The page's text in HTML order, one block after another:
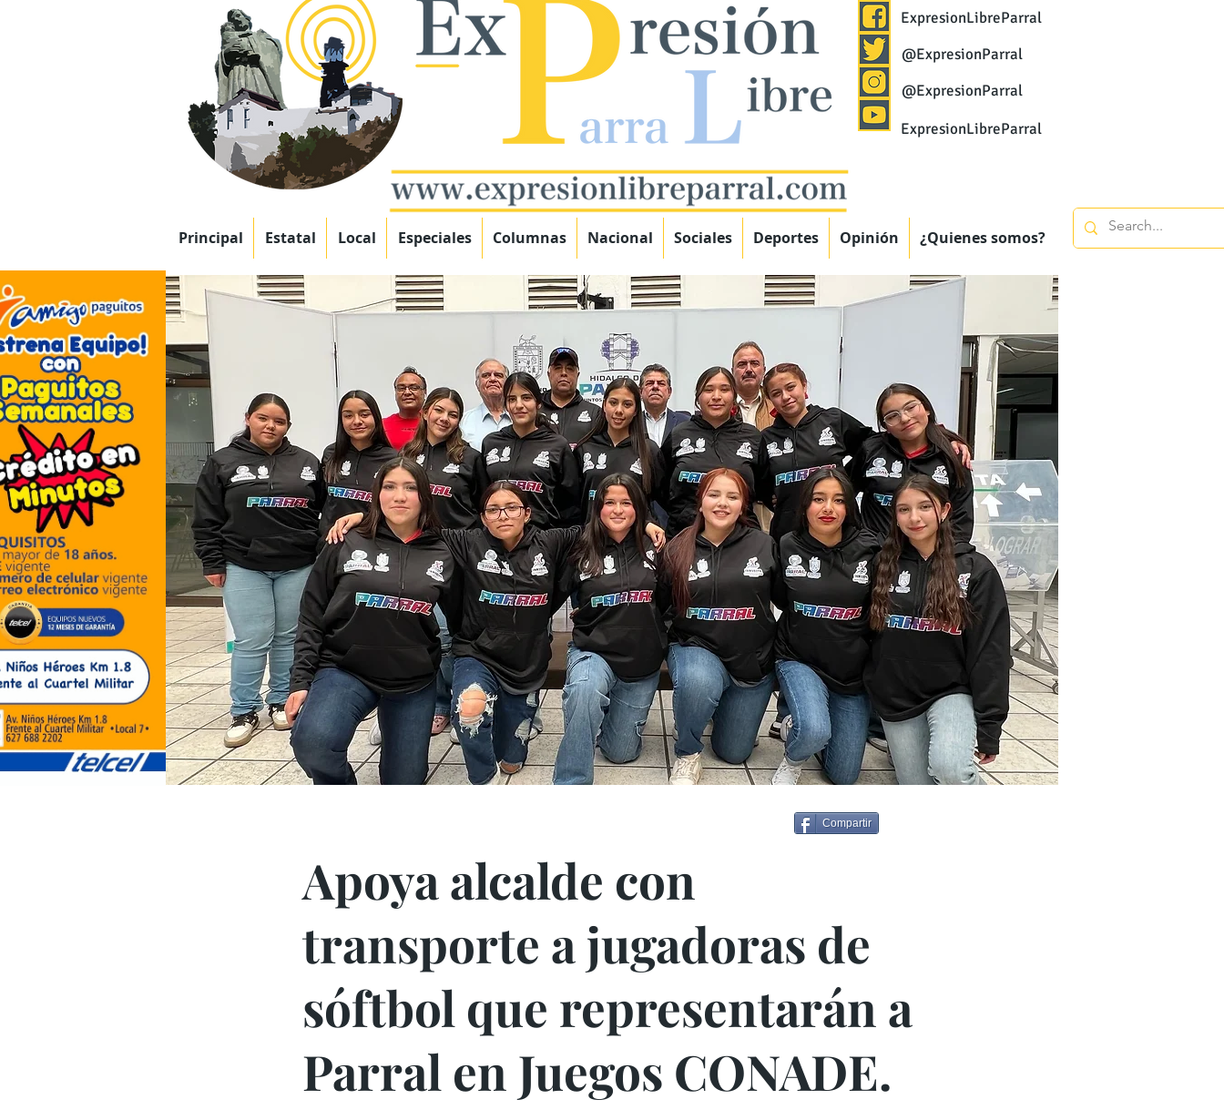
ExpresionLibreParral
@ExpresionParral
@ExpresionParral
ExpresionLibreParral
Principal Estatal Local Especiales Columnas Nacional Sociales Deportes Opinión ¿Quienes somos?
Compartir
Apoya alcalde con
transporte a jugadoras de
sóftbol que representarán a
Parral en Juegos CONADE.